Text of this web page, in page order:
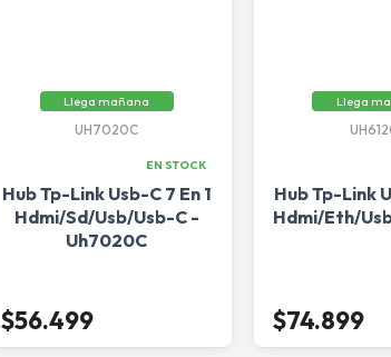
Llega mañana
UH7020C
EN STOCK
Hub Tp-Link Usb-C 7 En 1
Hdmi/Sd/Usb/Usb-C -
Uh7020C
$56.499
Llega
Hub Tp-Link
Hdmi/Eth/
$74.899